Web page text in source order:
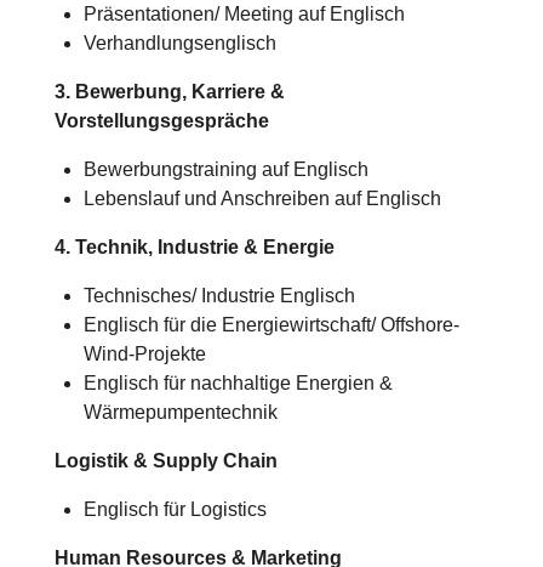
Präsentationen/ Meeting auf Englisch
Verhandlungsenglisch
3. Bewerbung, Karriere &
Vorstellungsgespräche
Bewerbungstraining auf Englisch
Lebenslauf und Anschreiben auf Englisch
4. Technik, Industrie & Energie
Technisches/ Industrie Englisch
Englisch für die Energiewirtschaft/ Offshore-
Wind-Projekte
Englisch für nachhaltige Energien &
Wärmepumpentechnik
Logistik & Supply Chain
Englisch für Logistics
Human Resources & Marketing